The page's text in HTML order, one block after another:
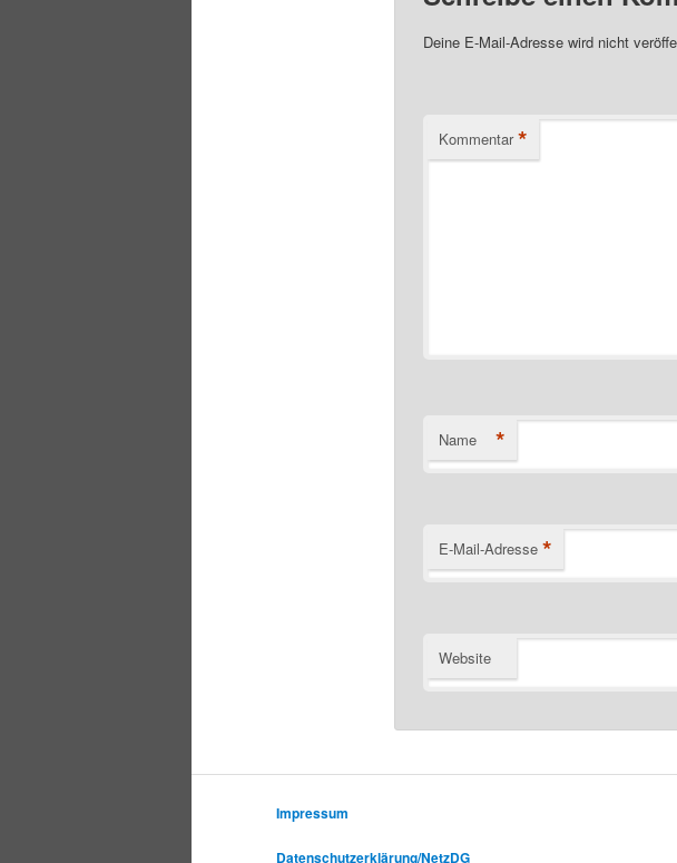
Deine E-Mail-Adresse wird nicht
Kommentar *
Name *
E-Mail-Adresse *
Website
Impressum
Datenschutzerklärung/NetzDG